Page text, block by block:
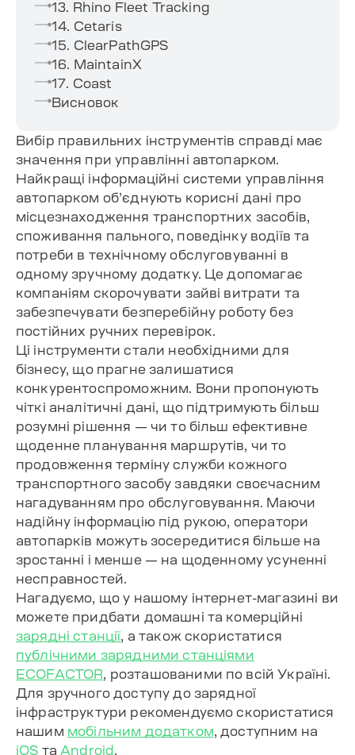
13. Rhino Fleet Tracking
14. Cetaris
15. ClearPathGPS
16. MaintainX
17. Coast
Висновок
Вибір правильних інструментів справді має
значення при управлінні автопарком.
Найкращі інформаційні системи управління
автопарком об’єднують корисні дані про
місцезнаходження транспортних засобів,
споживання пального, поведінку водіїв та
потреби в технічному обслуговуванні в
одному зручному додатку. Це допомагає
компаніям скорочувати зайві витрати та
забезпечувати безперебійну роботу без
постійних ручних перевірок.
Ці інструменти стали необхідними для
бізнесу, що прагне залишатися
конкурентоспроможним. Вони пропонують
чіткі аналітичні дані, що підтримують більш
розумні рішення — чи то більш ефективне
щоденне планування маршрутів, чи то
продовження терміну служби кожного
транспортного засобу завдяки своєчасним
нагадуванням про обслуговування. Маючи
надійну інформацію під рукою, оператори
автопарків можуть зосередитися більше на
зростанні і менше — на щоденному усуненні
несправностей.
Нагадуємо, що у нашому інтернет-магазині ви
можете придбати домашні та комерційні
зарядні станції , а також скористатися
публічними зарядними станціями
ECOFACTOR , розташованими по всій Україні.
Для зручного доступу до зарядної
інфраструктури рекомендуємо скористатися
нашим мобільним додатком , доступним на
iOS та Android